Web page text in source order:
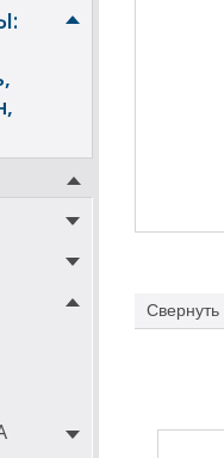
Свернуть